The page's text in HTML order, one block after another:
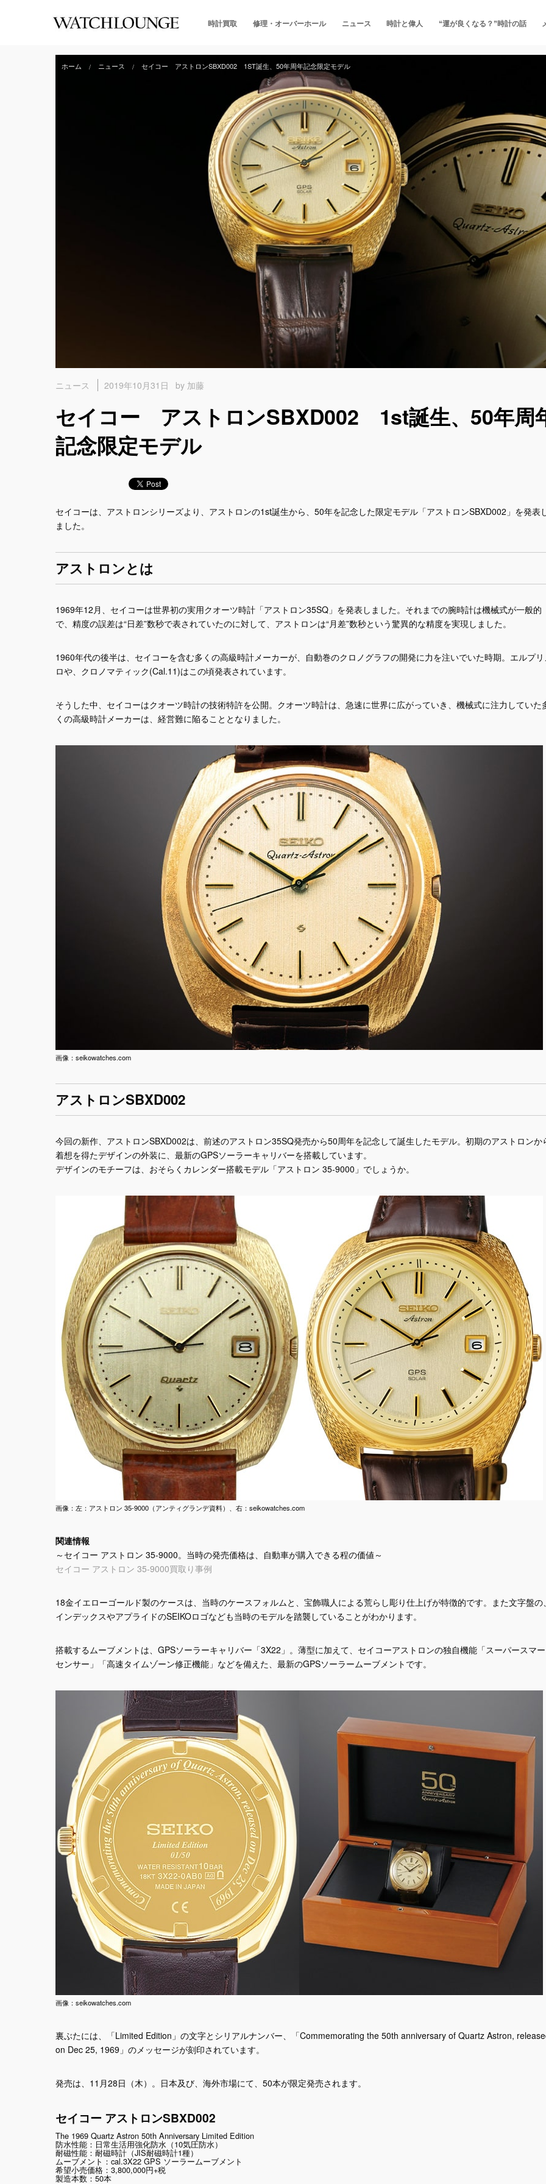
時計買取 修理・オーバーホール ニュース 時計と偉人 “運が良くなる？”時計の話
ホーム ニュース セイコー アストロンSBXD002 1ST誕生、50年周年記念限定モデル
ニュース 2019年10月31日 by 加藤
セイコー アストロンSBXD002 1st誕生、50年周
記念限定モデル
セイコーは、アストロンシリーズより、アストロンの1st誕生から、50年を記念した限定モデル「アストロンSBXD002」を発表
ました。
アストロンとは
1969年12月、セイコーは世界初の実用クオーツ時計「アストロン35SQ」を発表しました。それまでの腕時計は機械式が一般的
で、精度の誤差は“日差”数秒で表されていたのに対して、アストロンは“月差”数秒という驚異的な精度を実現しました。
1960年代の後半は、セイコーを含む多くの高級時計メーカーが、自動巻のクロノグラフの開発に力を注いでいた時期。エルプ
ロや、クロノマティック(Cal.11)はこの頃発表されています。
そうした中、セイコーはクオーツ時計の技術特許を公開。クオーツ時計は、急速に世界に広がっていき、機械式に注力していた
くの高級時計メーカーは、経営難に陥ることとなりました。
画像：seikowatches.com
アストロンSBXD002
今回の新作、アストロンSBXD002は、前述のアストロン35SQ発売から50周年を記念して誕生したモデル。初期のアストロンか
着想を得たデザインの外装に、最新のGPSソーラーキャリバーを搭載しています。
デザインのモチーフは、おそらくカレンダー搭載モデル「アストロン 35-9000」でしょうか。
画像：左：アストロン 35-9000（アンティグランデ資料）、右：seikowatches.com
関連情報
～セイコー アストロン 35-9000。当時の発売価格は、自動車が購入できる程の価値～
セイコー アストロン 35-9000買取り事例
18金イエローゴールド製のケースは、当時のケースフォルムと、宝飾職人による荒らし彫り仕上げが特徴的です。また文字盤の
インデックスやアプライドのSEIKOロゴなども当時のモデルを踏襲していることがわかります。
搭載するムーブメントは、GPSソーラーキャリバー「3X22」。薄型に加えて、セイコーアストロンの独自機能「スーパースマ
センサー」「高速タイムゾーン修正機能」などを備えた、最新のGPSソーラームーブメントです。
画像：seikowatches.com
裏ぶたには、「Limited Edition」の文字とシリアルナンバー、「Commemorating the 50th anniversary of Quartz Astron,
on Dec 25, 1969」のメッセージが刻印されています。
発売は、11月28日（木）。日本及び、海外市場にて、50本が限定発売されます。
セイコー アストロンSBXD002
The 1969 Quartz Astron 50th Anniversary Limited Edition
防水性能：日常生活用強化防水（10気圧防水）
耐磁性能：耐磁時計（JIS耐磁時計1種）
ムーブメント：cal.3X22 GPS ソーラームーブメント
希望小売価格：3,800,000円+税
製造本数：50本